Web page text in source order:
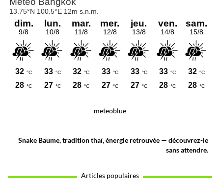
meteoblue
Snake Baume, tradition thaï, énergie retrouvée — découvrez-le
sans attendre.
Articles populaires